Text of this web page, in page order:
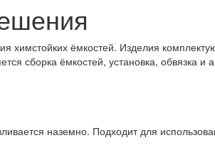
химстойких ёмкостей. Изделия
сборка ёмкостей, установка, обвязка и
наземно. Подходит для